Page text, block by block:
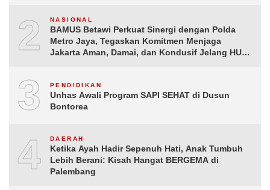
2 NASIONAL
BAMUS Betawi Perkuat Sinergi dengan Polda
Metro Jaya, Tegaskan Komitmen Menjaga
Jakarta Aman, Damai, dan Kondusif Jelang HUT
3 PENDIDIKAN
Unhas Awali Program SAPI SEHAT di Dusun
Bontorea
4 DAERAH
Ketika Ayah Hadir Sepenuh Hati, Anak Tumbuh
Lebih Berani: Kisah Hangat BERGEMA di
Palembang